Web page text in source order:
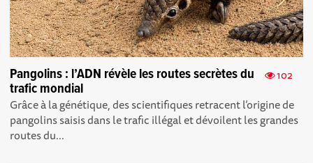
102
Pangolins : l’ADN révèle les routes secrètes du
trafic mondial
Grâce à la génétique, des scientifiques retracent l’origine de
pangolins saisis dans le trafic illégal et dévoilent les grandes
routes du...